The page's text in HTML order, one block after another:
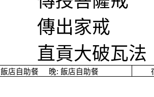
傳出家戒
直貢大破瓦法
飯店自助餐 晚: 飯店自助餐